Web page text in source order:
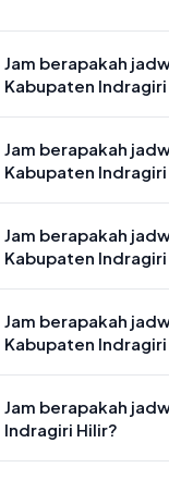
Jam berapakah
Kabupaten Indragiri
04:53
Jam berapakah
Kabupaten Indragiri
12:17
Jam berapakah
Kabupaten Indragiri
15:37
Jam berapakah
Kabupaten Indragiri
18:19
Jam berapakah
Indragiri Hilir?